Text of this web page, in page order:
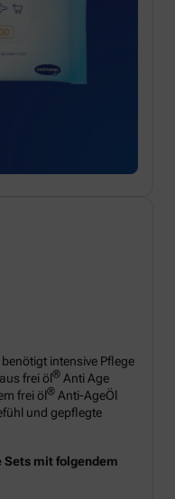
intensive Pflege
frei öl® Anti Age
frei öl® Anti-AgeÖl
und gepflegte
Sets mit folgendem